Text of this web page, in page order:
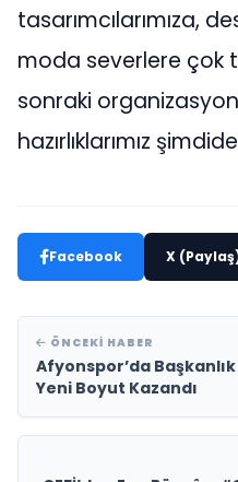
tasarımcılarımıza,
moda severlere çok
sonraki
hazırlıklarımız
Facebook X
ÖNCEKI HABER
Afyonspor’da
Yeni Boyut Kazandı